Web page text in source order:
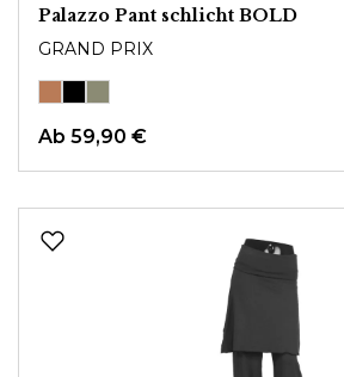
Palazzo Pant schlicht BOLD
GRAND PRIX
Ab 59,90 €